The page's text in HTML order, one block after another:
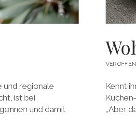
und regionale
ist bei
und damit
Kennt
„Aber